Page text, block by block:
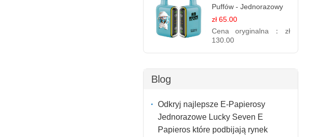
Puffów - Jednorazowy
E-papierosy | Smak
Leśnych Owoców
zł 65.00
Cena oryginalna： zł
130.00
Blog
Odkryj najlepsze E-Papierosy
Jednorazowe Lucky Seven E
Papieros które podbijają rynek